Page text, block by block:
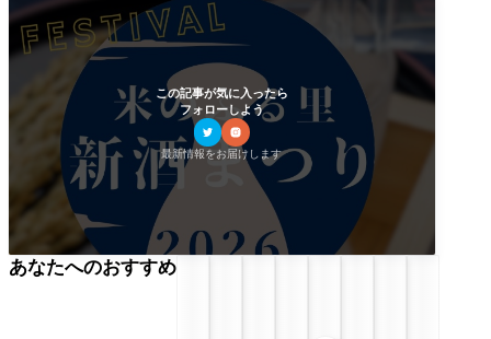
この記事が気に入ったら
フォローしよう
最新情報をお届けします
あなたへのおすすめ